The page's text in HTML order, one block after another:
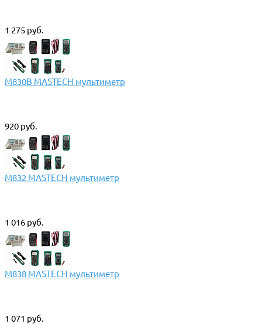
1 275 руб.
M830B MASTECH мультиметр
920 руб.
M832 MASTECH мультиметр
1 016 руб.
M838 MASTECH мультиметр
1 071 руб.